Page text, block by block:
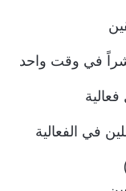
في الفعالية